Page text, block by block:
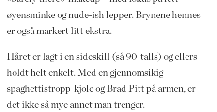
øyensminke og nude-ish lepper. Brynene hennes
er også markert litt ekstra.
Håret er lagt i en sideskill (så 90-talls) og ellers
holdt helt enkelt. Med en gjennomsikig
spaghettistropp-kjole og Brad Pitt på armen, er
det ikke så mye annet man trenger.